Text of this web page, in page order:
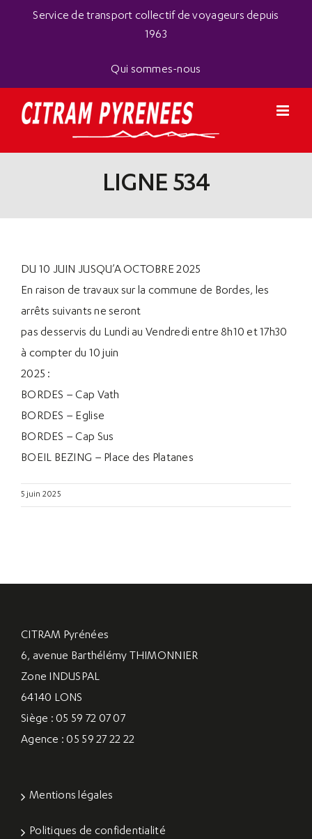
Service de transport collectif de voyageurs depuis
1963
Qui sommes-nous
LIGNE 534
DU 10 JUIN JUSQU’A OCTOBRE 2025
En raison de travaux sur la commune de Bordes, les
arrêts suivants ne seront
pas desservis du Lundi au Vendredi entre 8h10 et 17h30
à compter du 10 juin
2025 :
BORDES – Cap Vath
BORDES – Eglise
BORDES – Cap Sus
BOEIL BEZING – Place des Platanes
5 juin 2025
CITRAM Pyrénées
6, avenue Barthélémy THIMONNIER
Zone INDUSPAL
64140 LONS
Siège : 05 59 72 07 07
Agence : 05 59 27 22 22
Mentions légales
Politiques de confidentialité
Panneau de gestion des cookies